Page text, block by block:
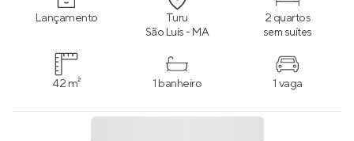
Lançamento Turu
São Luís - MA
2 quartos
sem suítes
42 m² 1 banheiro 1 vaga